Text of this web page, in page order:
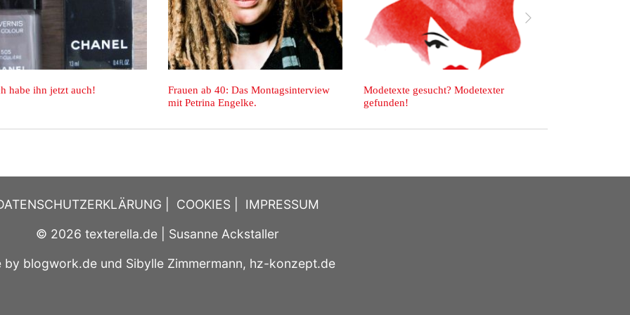
Rot lackiert, zum Ersten!
Frauen ab 60: Das Montagsinterview
Ich klimpere nun gülden.
vor
COOKIES
IMPRESSUM
© 2026 texterella.de | Susanne Ackstaller
by blogwork.de und Sibylle Zimmermann, hz-konzept.de